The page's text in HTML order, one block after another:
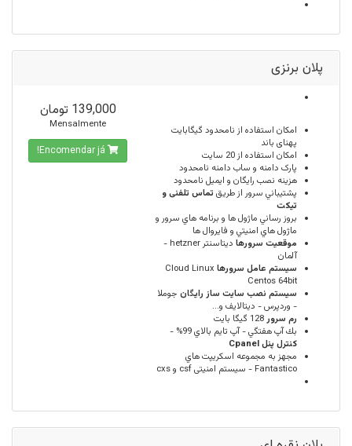
پلان برنزی
امكان استفاده از نامحدود گیگابایت
پهنای باند
امکان استفاده از20 سایت
پارک دامنه و ساب دامنه نامحدود
هزینه نصب رایگان و ایمیل نامحدود
پشتيباني سرور از طريق تماس تلفنی و
تیکت
بروز رساني ماژول ها و برنامه هاي سرور و
ماژول هاي امنيتي و فايروال ها
موقعيت سرورها
ديتاسنتر hetzner -
آلمان
سيستم عامل سرورها Cloud Linux
Centos 64bit
سیستم نصب سایت ساز رایگان جوملا
- وردپرس - دیتالایف و...
رم سرور128 گيگا بايت
بك آپ هفتگي - آپ تايم بالاي 99% -
كنترل پنل Cpanel
مجهز به مجموعه اسكريپت هاي
Fantastico - سیستم امنیتی csf و cxs
139,000 تومان
Mensalmente
Encomendar já!